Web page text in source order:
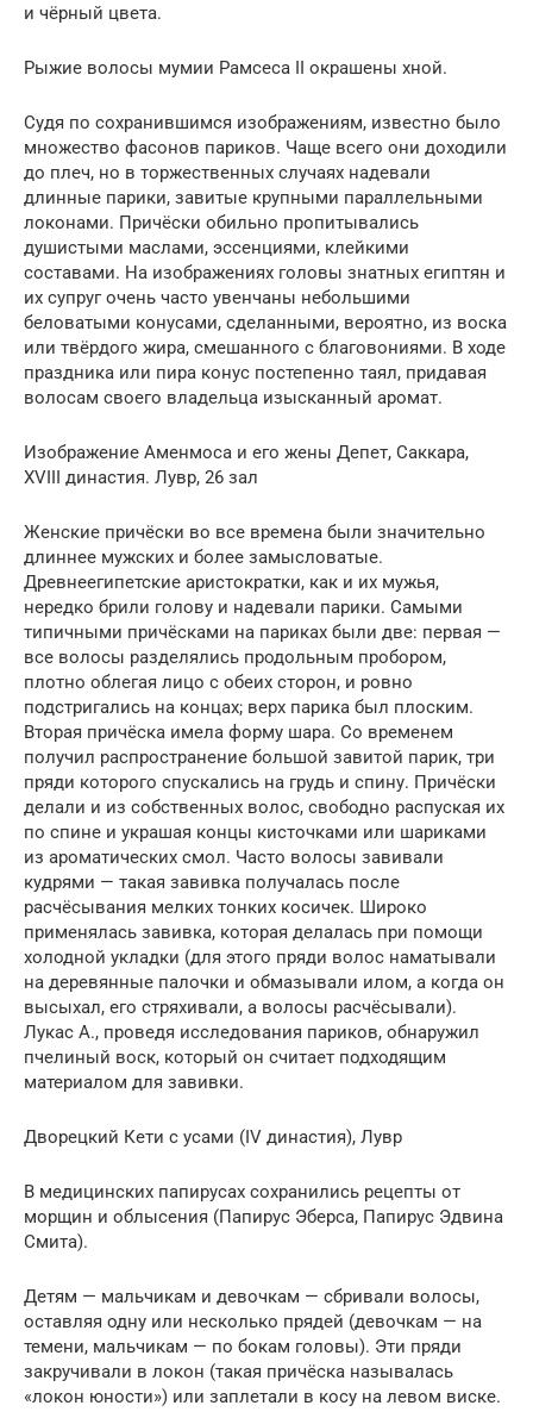
и чёрный цвета.
Рыжие волосы мумии Рамсеса II окрашены хной.
Судя по сохранившимся изображениям, известно было
множество фасонов париков. Чаще всего они доходили
до плеч, но в торжественных случаях надевали
длинные парики, завитые крупными параллельными
локонами. Причёски обильно пропитывались
душистыми маслами, эссенциями, клейкими
составами. На изображениях головы знатных египтян и
их супруг очень часто увенчаны небольшими
беловатыми конусами, сделанными, вероятно, из воска
или твёрдого жира, смешанного с благовониями. В ходе
праздника или пира конус постепенно таял, придавая
волосам своего владельца изысканный аромат.
Изображение Аменмоса и его жены Депет, Саккара,
XVIII династия. Лувр, 26 зал
Женские причёски во все времена были значительно
длиннее мужских и более замысловатые.
Древнеегипетские аристократки, как и их мужья,
нередко брили голову и надевали парики. Самыми
типичными причёсками на париках были две: первая —
все волосы разделялись продольным пробором,
плотно облегая лицо с обеих сторон, и ровно
подстригались на концах; верх парика был плоским.
Вторая причёска имела форму шара. Со временем
получил распространение большой завитой парик, три
пряди которого спускались на грудь и спину. Причёски
делали и из собственных волос, свободно распуская их
по спине и украшая концы кисточками или шариками
из ароматических смол. Часто волосы завивали
кудрями — такая завивка получалась после
расчёсывания мелких тонких косичек. Широко
применялась завивка, которая делалась при помощи
холодной укладки (для этого пряди волос наматывали
на деревянные палочки и обмазывали илом, а когда он
высыхал, его стряхивали, а волосы расчёсывали).
Лукас А., проведя исследования париков, обнаружил
пчелиный воск, который он считает подходящим
материалом для завивки.
Дворецкий Кети с усами (IV династия), Лувр
В медицинских папирусах сохранились рецепты от
морщин и облысения (Папирус Эберса, Папирус Эдвина
Смита).
Детям — мальчикам и девочкам — сбривали волосы,
оставляя одну или несколько прядей (девочкам — на
темени, мальчикам — по бокам головы). Эти пряди
закручивали в локон (такая причёска называлась
«локон юности») или заплетали в косу на левом виске.